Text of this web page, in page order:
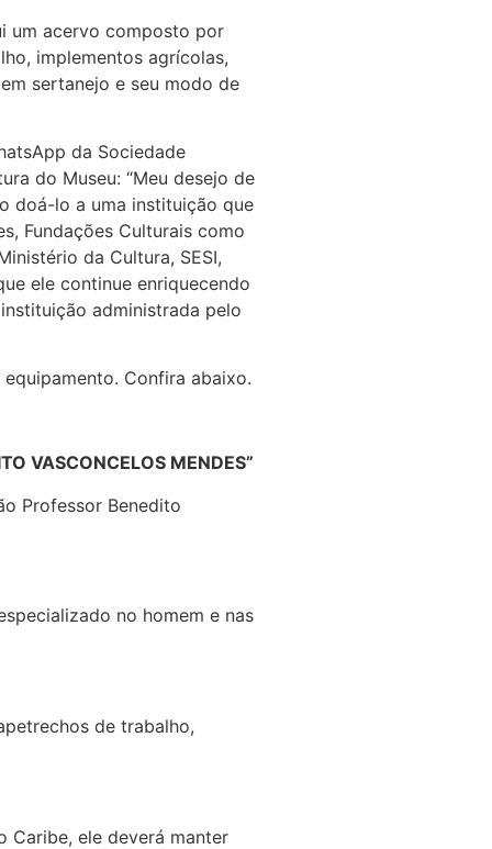
um acervo composto por
implementos agrícolas,
sertanejo e seu modo de
da Sociedade
do Museu: “Meu desejo de
doá-lo a uma instituição que
Fundações Culturais como
da Cultura, SESI,
ele continue enriquecendo
administrada pelo
Confira abaixo.
VASCONCELOS MENDES”
Professor Benedito
no homem e nas
de trabalho,
Caribe, ele deverá manter